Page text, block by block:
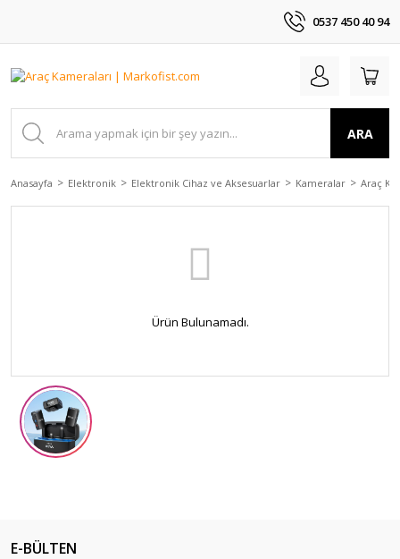
0537 450 40 94
ARA
Anasayfa Elektronik Elektronik Cihaz ve Aksesuarlar Kameralar Araç
Ürün Bulunamadı.
E-BÜLTEN